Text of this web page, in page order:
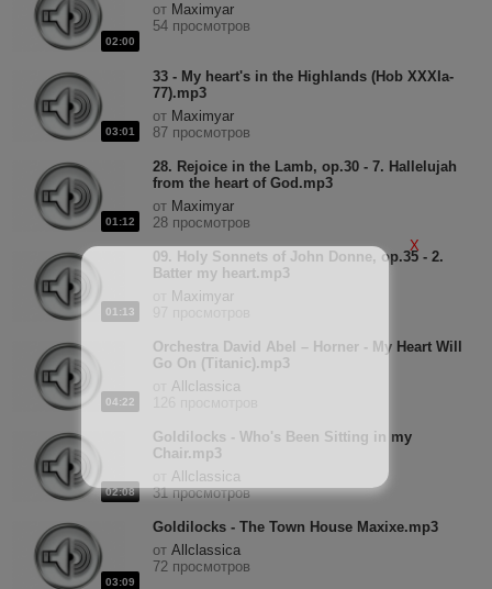
02:00
от Maximyar
54 просмотров
03:01
33 - My heart's in the Highlands (Hob XXXIa-
77).mp3
от Maximyar
87 просмотров
01:12
28. Rejoice in the Lamb, op.30 - 7. Hallelujah
from the heart of God.mp3
от Maximyar
28 просмотров
01:13
09. Holy Sonnets of John Donne, op.35 - 2.
Batter my heart.mp3
Maximyar
04:22
Orchestra David Abel – Horner - My Heart Will
Go On (Titanic).mp3
Allclassica
02:08
Goldilocks - Who's Been Sitting in my
Chair.mp3
Allclassica
31 просмотров
03:09
Goldilocks - The Town House Maxixe.mp3
от Allclassica
72 просмотров
X